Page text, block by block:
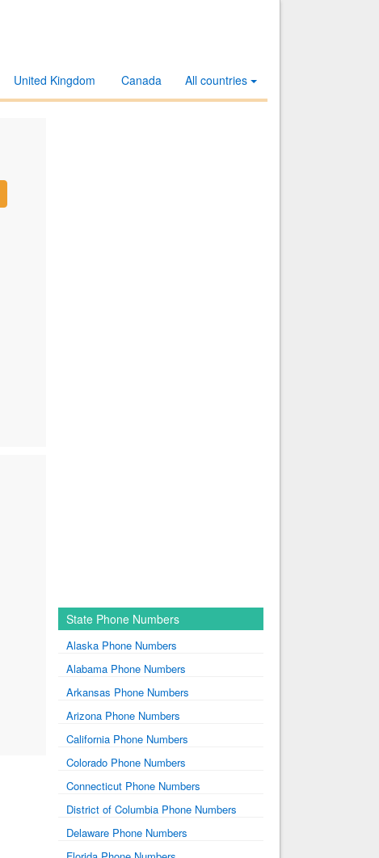
All countries
Canada
United Kingdom
State Phone Numbers
Alaska Phone Numbers
Alabama Phone Numbers
Arkansas Phone Numbers
Arizona Phone Numbers
California Phone Numbers
Colorado Phone Numbers
Connecticut Phone Numbers
District of Columbia Phone Numbers
Delaware Phone Numbers